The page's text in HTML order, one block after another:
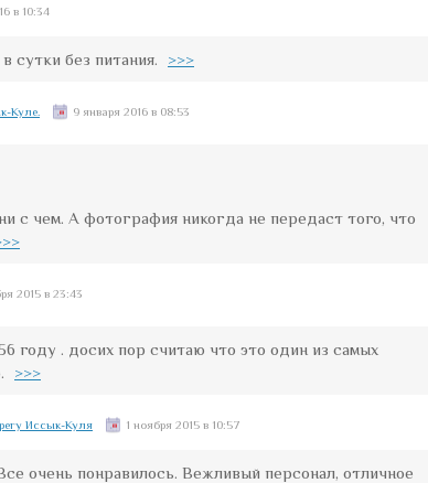
в 10:34
сутки без питания. >>>
Куле. 9 января 2016 в 08:53
с чем. А фотография никогда не передаст того, что
2015 в 23:43
году . досих пор считаю что это один из самых
>>>
Иссык-Куля 1 ноября 2015 в 10:57
очень понравилось. Вежливый персонал, отличное